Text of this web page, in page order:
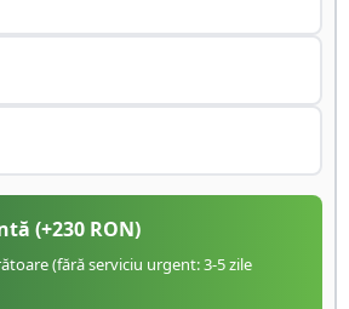
(+230 RON)
(fără serviciu urgent: 3-5 zile